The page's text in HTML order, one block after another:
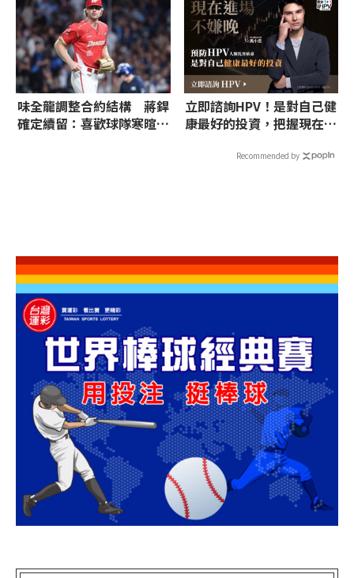
味全龍調整合約結構 蔣銲
確定續留：喜歡球隊寒暄開
立即諮詢HPV！是對自己健
康最好的投資，把握現在不
Recommended by